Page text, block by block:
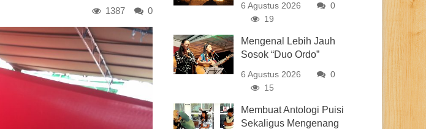
0
1387 6 Agustus 2026
0
19
Mengenal Lebih Jauh
Sosok “Duo Ordo”
6 Agustus 2026
0
15
Membuat Antologi Puisi
Sekaligus Mengenang